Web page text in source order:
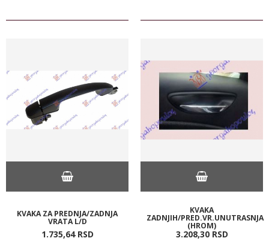
KVAKA ZA PREDNJA/ZADNJA
VRATA L/D
1.735,64 RSD
KVAKA
ZADNJIH/PRED.VR.UNUTRASNJA
(HROM)
3.208,30 RSD